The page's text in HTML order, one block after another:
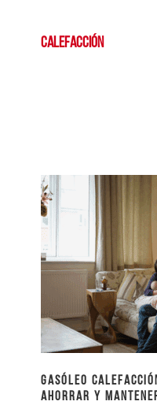
Calefacción
Gasóleo
ahorrar y